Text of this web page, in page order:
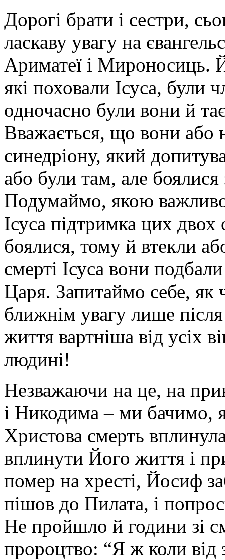
Дорогі брати і сестри,
ласкаву увагу на
Ариматеї і Мироносиць.
які поховали Ісуса, були
одночасно були вони й
Вважається, що вони або
синедріону, який
або були там, але боялися
Подумаймо, якою
Ісуса підтримка цих
боялися, тому й втекли
смерті Ісуса вони
Царя. Запитаймо себе,
ближнім увагу лише
життя вартніша від усіх
людині!
Незважаючи на це, на
і Никодима – ми бачимо,
Христова смерть
вплинути Його життя і
помер на хресті, Йосиф
пішов до Пилата, і
Не пройшло й години зі
пророцтво: “Я ж коли від